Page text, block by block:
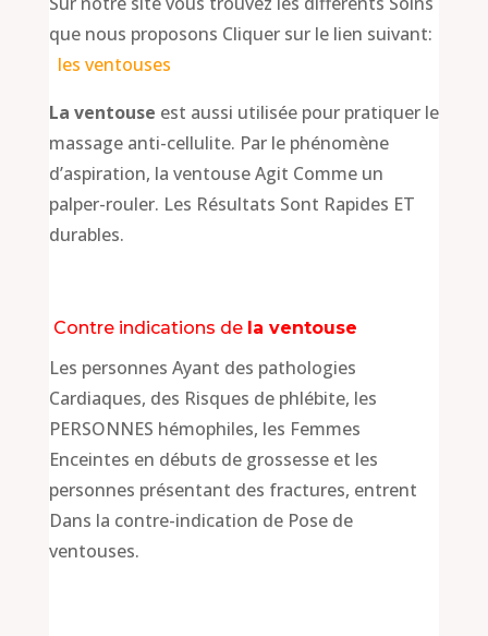
que nous proposons Cliquer sur le lien suivant:
les ventouses
La ventouse est aussi utilisée pour pratiquer le
massage anti-cellulite. Par le phénomène
d’aspiration, la ventouse Agit Comme un
palper-rouler. Les Résultats Sont Rapides ET
durables.
Contre indications de la ventouse
Les personnes Ayant des pathologies
Cardiaques, des Risques de phlébite, les
PERSONNES hémophiles, les Femmes
Enceintes en débuts de grossesse et les
personnes présentant des fractures, entrent
Dans la contre-indication de Pose de
ventouses.